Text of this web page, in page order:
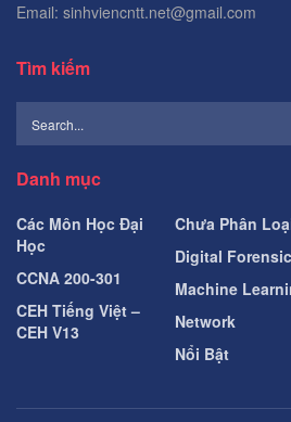
Email: sinhviencntt.net@gmail.com
Tìm kiếm
Danh mục
Các Môn Học Đại
Học
CCNA 200-301
CEH Tiếng Việt –
CEH V13
Chưa Phân
Digital
Machine
Network
Nổi Bật